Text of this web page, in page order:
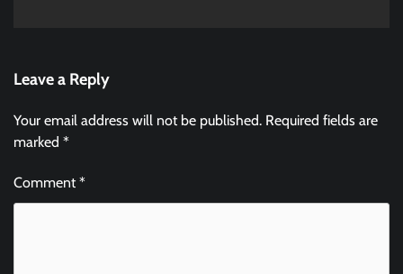
Leave a Reply
Your email address will not be published. Required fields are
marked *
Comment*